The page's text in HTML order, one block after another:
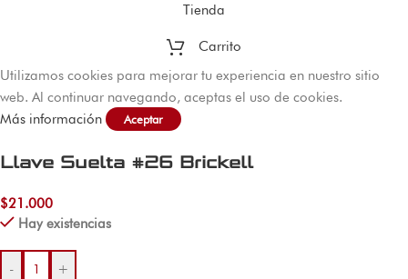
Tienda
Carrito
Utilizamos cookies para mejorar tu experiencia en nuestro sitio
web. Al continuar navegando, aceptas el uso de cookies.
Más información
Aceptar
Llave Suelta #26 Brickell
$21.000
Hay existencias
- +